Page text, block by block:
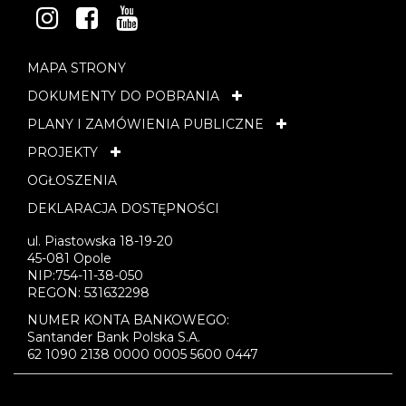
INSTAGRAM
FACEBOOK
YOUTUBE
MAPA STRONY
DOKUMENTY DO POBRANIA
PLANY I ZAMÓWIENIA PUBLICZNE
PROJEKTY
OGŁOSZENIA
DEKLARACJA DOSTĘPNOŚCI
ul. Piastowska 18-19-20
45-081 Opole
NIP:754-11-38-050
REGON: 531632298
NUMER KONTA BANKOWEGO:
Santander Bank Polska S.A.
62 1090 2138 0000 0005 5600 0447